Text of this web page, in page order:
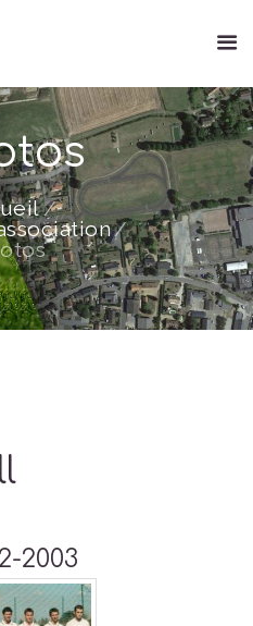
2003